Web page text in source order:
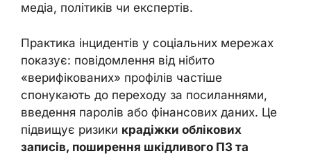
медіа, політиків чи експертів.
Практика інцидентів у соціальних мережах
показує: повідомлення від нібито
«верифікованих» профілів частіше
спонукають до переходу за посиланнями,
введення паролів або фінансових даних. Це
підвищує ризики крадіжки облікових
записів, поширення шкідливого ПЗ та